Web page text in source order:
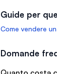
Guide per
Come vendere
Domande